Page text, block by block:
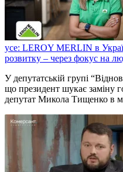
усе: LEROY MERLIN в
розвитку – через фокус на
У депутатській групі
що президент шукає
депутат Микола Тищенко в